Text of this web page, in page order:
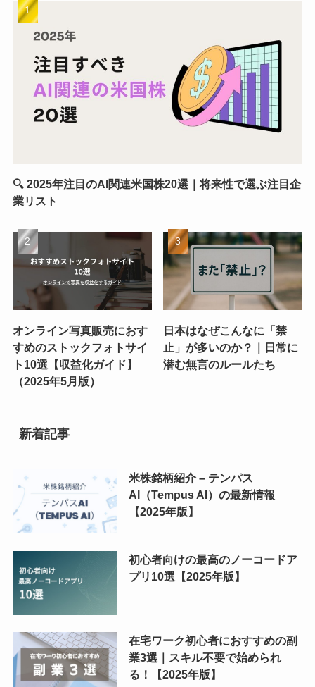
🔍 2025年注目のAI関連米国株20選｜将来性で選ぶ注目企
業リスト
オンライン写真販売におす
すめのストックフォトサイ
ト10選【収益化ガイド】
（2025年5月版）
日本はなぜこんなに「禁
止」が多いのか？｜日常に
潜む無言のルールたち
新着記事
米株銘柄紹介 – テンパス
AI（Tempus AI）の最新情報
【2025年版】
初心者向けの最高のノーコードア
プリ10選【2025年版】
在宅ワーク初心者におすすめの副
業3選｜スキル不要で始められ
る！【2025年版】